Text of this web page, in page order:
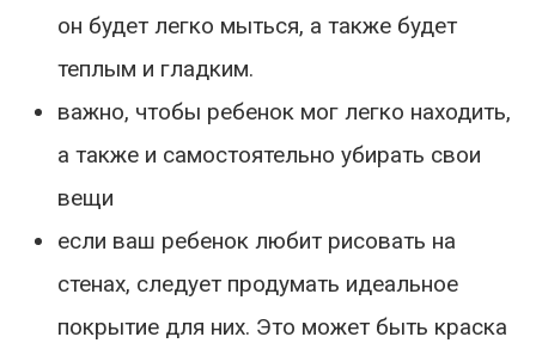
он будет легко мыться, а также будет
теплым и гладким.
важно, чтобы ребенок мог легко находить,
а также и самостоятельно убирать свои
вещи
если ваш ребенок любит рисовать на
стенах, следует продумать идеальное
покрытие для них. Это может быть краска